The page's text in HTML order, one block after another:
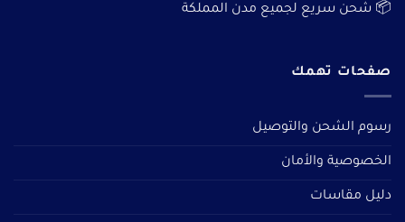
📦 شحن سريع لجميع مدن المملكة
صفحات تهمك
رسوم الشحن والتوصيل
الخصوصية والأمان
دليل مقاسات